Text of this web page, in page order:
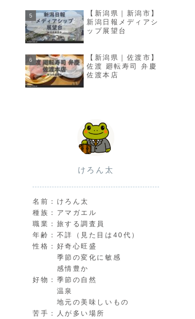
【新潟県｜新潟市】
新潟日報メディアシ
ップ展望台
【新潟県｜佐渡市】
佐渡 廻転寿司 弁慶
佐渡本店
けろん太
名前：けろん太
種族：アマガエル
職業：旅する調査員
年齢：不詳（見た目は40代）
性格：好奇心旺盛
季節の変化に敏感
感情豊か
好物：季節の自然
温泉
地元の美味しいもの
苦手：人が多い場所